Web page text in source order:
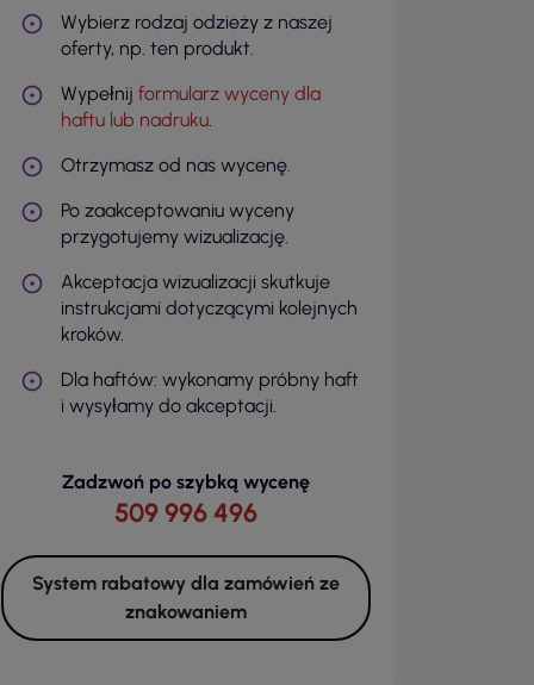
Wybierz rodzaj odzieży z naszej
oferty, np. ten produkt.
Wypełnij formularz wyceny dla
haftu lub nadruku.
Otrzymasz od nas wycenę.
Po zaakceptowaniu wyceny
przygotujemy wizualizację.
Akceptacja wizualizacji skutkuje
instrukcjami dotyczącymi kolejnych
kroków.
Dla haftów: wykonamy próbny haft
i wysyłamy do akceptacji.
Zadzwoń po szybką wycenę
509 996 496
System rabatowy dla zamówień ze
znakowaniem